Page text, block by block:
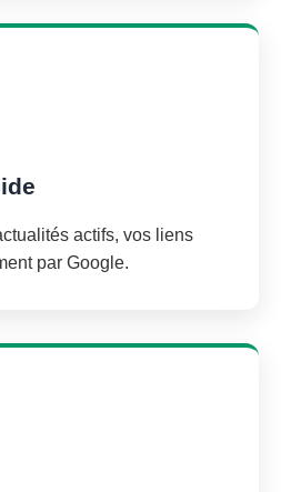
actifs, vos liens
par Google.